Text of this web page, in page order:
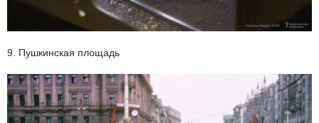
9. Пушкинская площадь